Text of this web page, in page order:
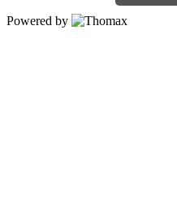
Powered by